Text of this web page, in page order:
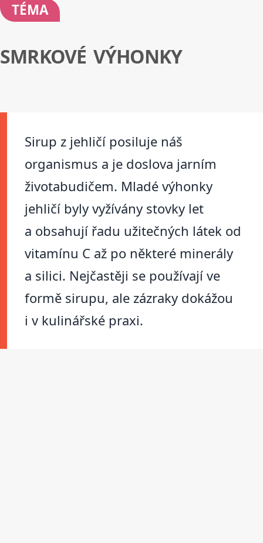
TÉMA
SMRKOVÉ VÝHONKY
Sirup z jehličí posiluje náš
organismus a je doslova jarním
životabudičem. Mladé výhonky
jehličí byly vyžívány stovky let
a obsahují řadu užitečných látek od
vitamínu C až po některé minerály
a silici. Nejčastěji se používají ve
formě sirupu, ale zázraky dokážou
i v kulinářské praxi.